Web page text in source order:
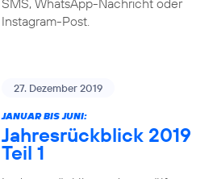
SMS, WhatsApp-Nachricht oder
Instagram-Post.
27. Dezember 2019
JANUAR BIS JUNI:
Jahresrückblick 2019
Teil 1